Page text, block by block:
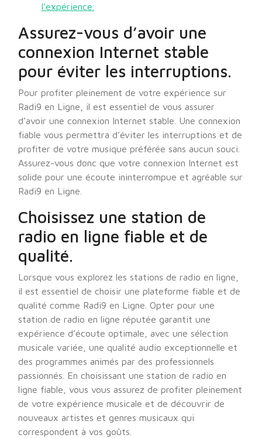
l’expérience.
Assurez-vous d’avoir une
connexion Internet stable
pour éviter les interruptions.
Pour profiter pleinement de votre expérience sur
Radi9 en Ligne, il est essentiel de vous assurer
d’avoir une connexion Internet stable. Une connexion
fiable vous permettra d’éviter les interruptions et de
profiter de votre musique préférée sans aucun souci.
Assurez-vous donc que votre connexion Internet est
solide pour une écoute ininterrompue et agréable sur
Radi9 en Ligne.
Choisissez une station de
radio en ligne fiable et de
qualité.
Lorsque vous explorez les stations de radio en ligne,
il est essentiel de choisir une plateforme fiable et de
qualité comme Radi9 en Ligne. Opter pour une
station de radio en ligne réputée garantit une
expérience d’écoute optimale, avec une sélection
musicale variée, une qualité audio exceptionnelle et
des programmes animés par des professionnels
passionnés. En choisissant une station de radio en
ligne fiable, vous vous assurez de profiter pleinement
de votre expérience musicale et de découvrir de
nouveaux artistes et genres musicaux qui
correspondent à vos goûts.